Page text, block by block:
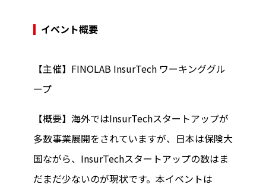
イベント概要
【主催】FINOLAB InsurTech ワーキンググル
ープ
【概要】海外ではInsurTechスタートアップが
多数事業展開をされていますが、日本は保険大
国ながら、InsurTechスタートアップの数はま
だまだ少ないのが現状です。本イベントは